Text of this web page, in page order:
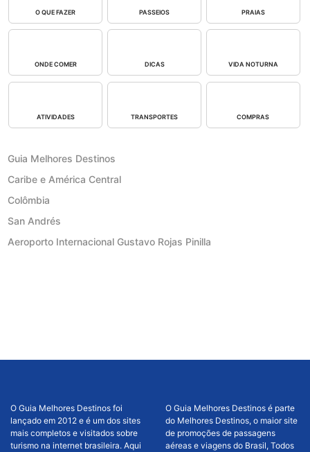
O QUE FAZER PASSEIOS PRAIAS
ONDE COMER DICAS VIDA NOTURNA
ATIVIDADES TRANSPORTES COMPRAS
Guia Melhores Destinos
Caribe e América Central
Colômbia
San Andrés
Aeroporto Internacional Gustavo Rojas Pinilla
O Guia Melhores Destinos foi
lançado em 2012 e é um dos sites
mais completos e visitados sobre
turismo na internet brasileira. Aqui
O Guia Melhores Destinos é parte
do Melhores Destinos, o maior site
de promoções de passagens
aéreas e viagens do Brasil, Todos